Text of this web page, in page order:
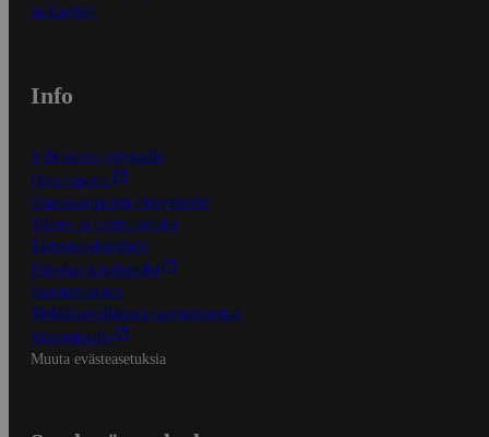
In English
Info
S-Business yrityksille
Oiva-raportit
Osuuskauppojen yhteystiedot
Tilaus- ja toimitusehdot
Tietosuojakäytäntö
Palvelun käyttöehdot
Saavutettavuus
Mobiilisovelluksen saavutettavuus
Mainostajalle
Muuta evästeasetuksia